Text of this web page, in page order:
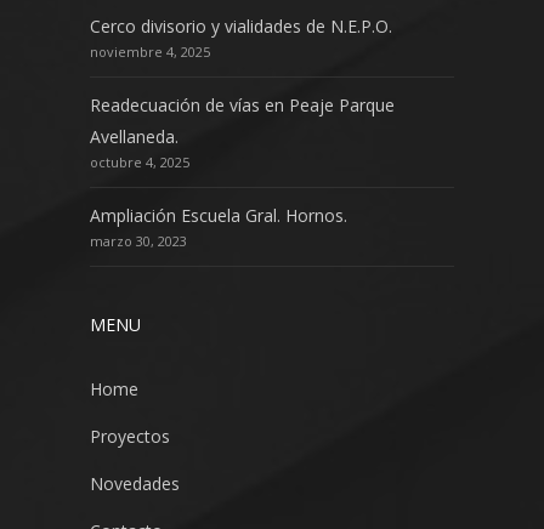
Cerco divisorio y vialidades de N.E.P.O.
noviembre 4, 2025
Readecuación de vías en Peaje Parque
Avellaneda.
octubre 4, 2025
Ampliación Escuela Gral. Hornos.
marzo 30, 2023
MENU
Home
Proyectos
Novedades